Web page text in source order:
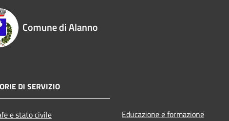
Comune di Alanno
DI SERVIZIO
e stato civile
Educazione e formazione